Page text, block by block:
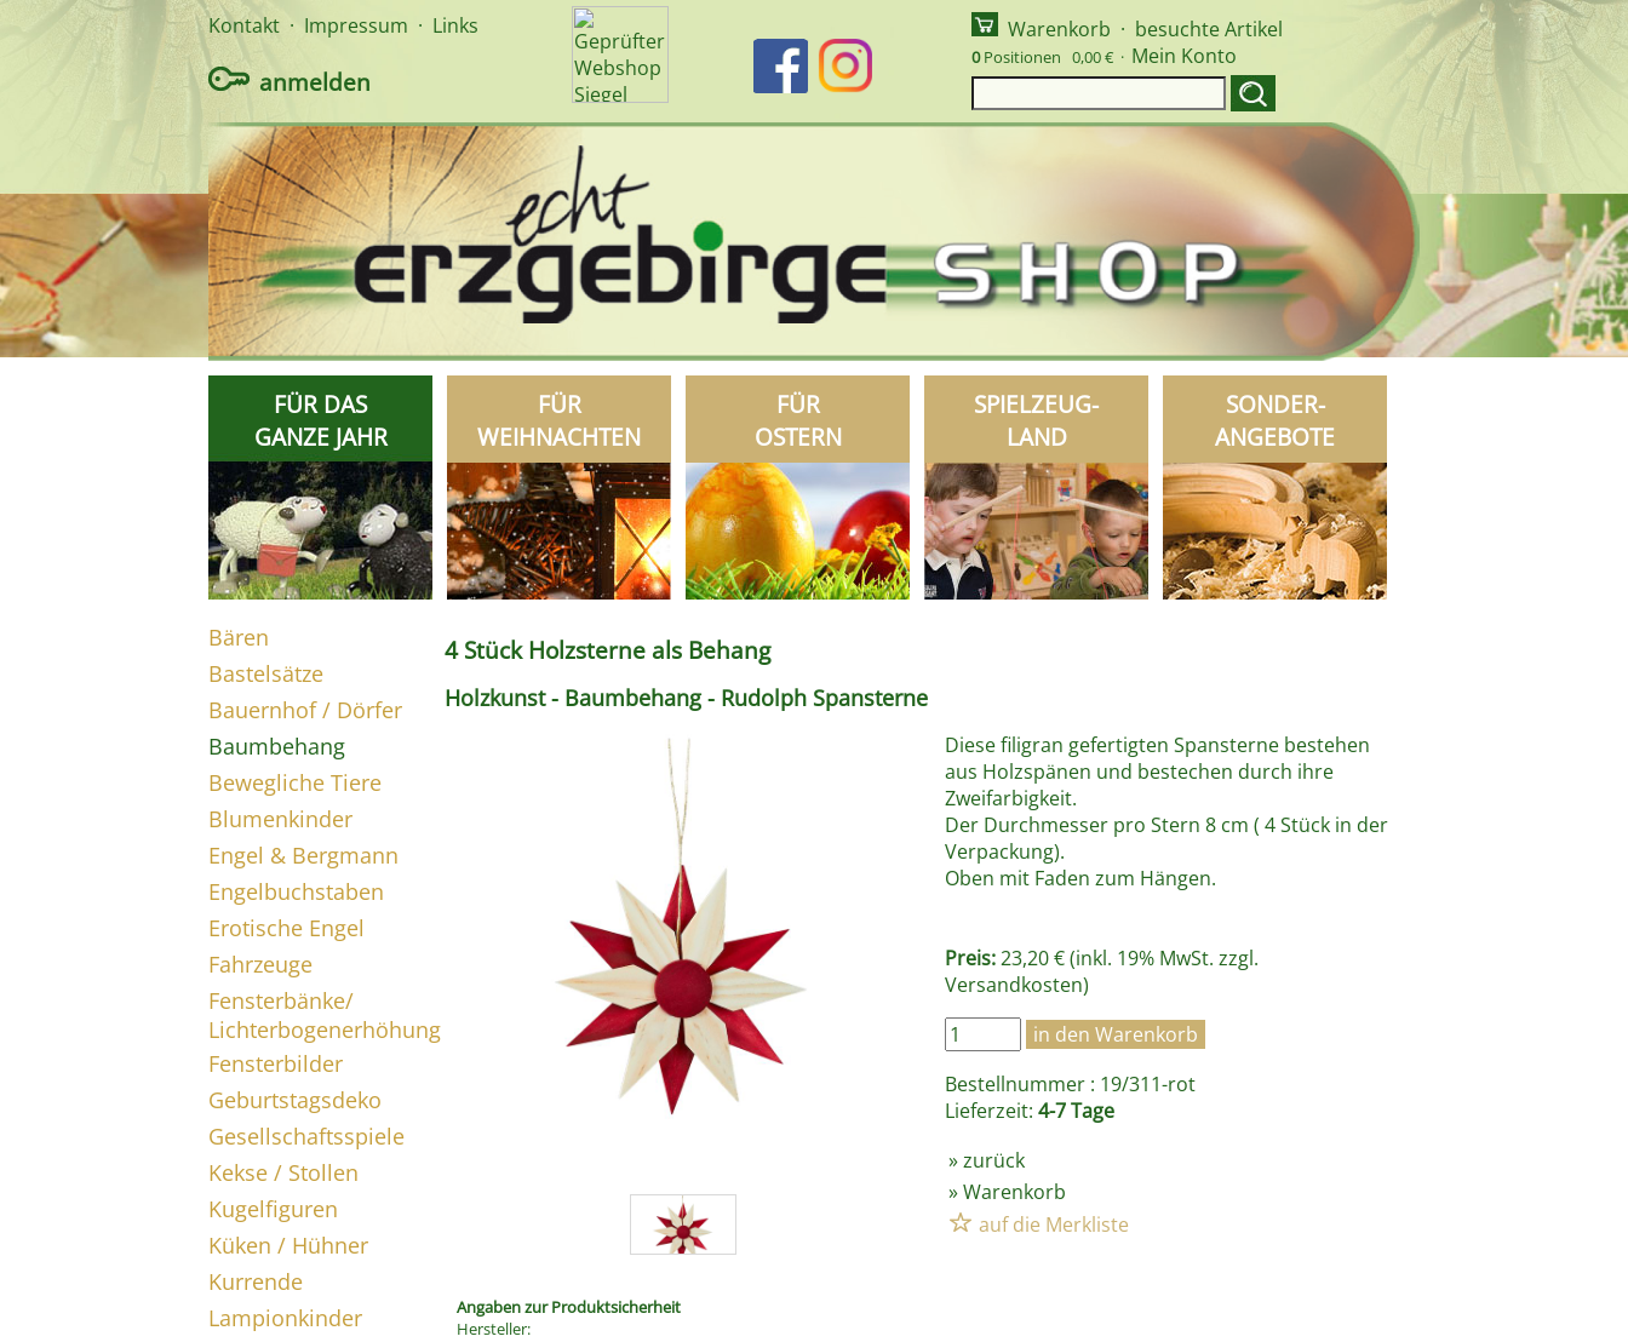
Kontakt · Impressum · Links
anmelden
Warenkorb · besuchte Artikel
0Positionen 0,00 € · Mein Konto
FÜR DAS
GANZE JAHR
FÜR
WEIHNACHTEN
FÜR
OSTERN
SPIELZEUG-
LAND
SONDER-
ANGEBOTE
Bären
Bastelsätze
Bauernhof / Dörfer
Baumbehang
Bewegliche Tiere
Blumenkinder
Engel & Bergmann
Engelbuchstaben
Erotische Engel
Fahrzeuge
Fensterbänke/
Lichterbogenerhöhung
Fensterbilder
Geburtstagsdeko
Gesellschaftsspiele
Kekse / Stollen
Kugelfiguren
Küken / Hühner
Kurrende
Lampionkinder
4 Stück Holzsterne als Behang
Holzkunst - Baumbehang - Rudolph Spansterne
Diese filigran gefertigten Spansterne bestehen
aus Holzspänen und bestechen durch ihre
Zweifarbigkeit.
Der Durchmesser pro Stern 8 cm ( 4 Stück in der
Verpackung).
Oben mit Faden zum Hängen.
Preis:23,20 € (inkl. 19% MwSt. zzgl.
Versandkosten)
Bestellnummer : 19/311-rot
Lieferzeit: 4-7 Tage
»zurück
»Warenkorb
Angaben zur Produktsicherheit
Hersteller: